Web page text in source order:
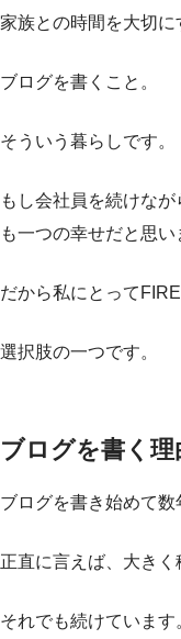
家族との時間を大切に
ブログを書くこと。
そういう暮らしです。
もし会社員を続けな
も一つの幸せだと思い
だから私にとって
選択肢の一つです。
ブログを書く理
ブログを書き始めて数
正直に言えば、大きく
それでも続けています